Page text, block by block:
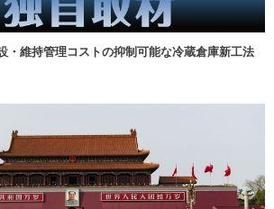
・維持管理コストの抑制可能な冷蔵倉庫新工法